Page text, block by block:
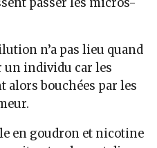
n’a pas lieu quand
un individu car les
alors bouchées par les
en goudron et nicotine